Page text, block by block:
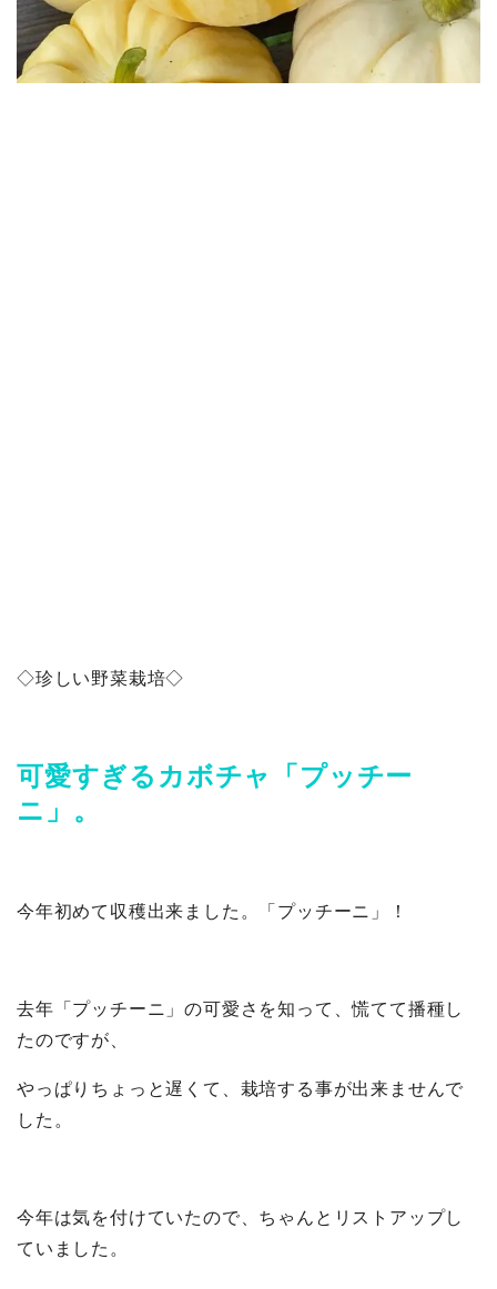
◇珍しい野菜栽培◇
可愛すぎるカボチャ「プッチー
ニ」。
今年初めて収穫出来ました。「プッチーニ」！
去年「プッチーニ」の可愛さを知って、慌てて播種し
たのですが、
やっぱりちょっと遅くて、栽培する事が出来ませんで
した。
今年は気を付けていたので、ちゃんとリストアップし
ていました。